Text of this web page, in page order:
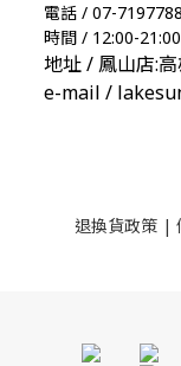
電話 / 07-7197788
時間 / 12:00-21:00
地址 / 鳳山店:
e-mail /
退換貨政策 |